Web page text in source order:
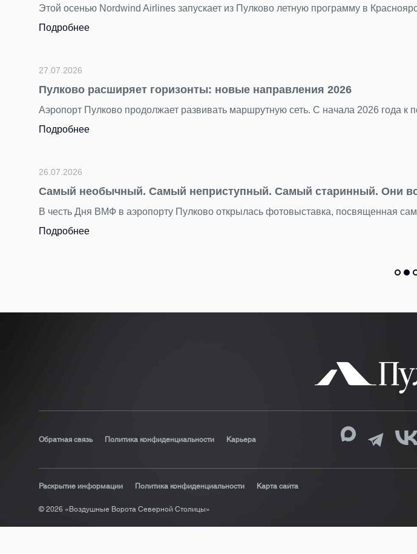
программе добавились пять новых международных направлений.
в Пулково
романтичному символу мореплавания — маякам.
За
22.07.2026
Обратная связь Политика конфиденциальности Карьера
Раскрытие информации Политика конфиденциальности Карта сайта
© 2026 «Воздушные Ворота Северной Столицы»